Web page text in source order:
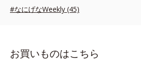
#なにげなWeekly (45)
お買いものはこちら